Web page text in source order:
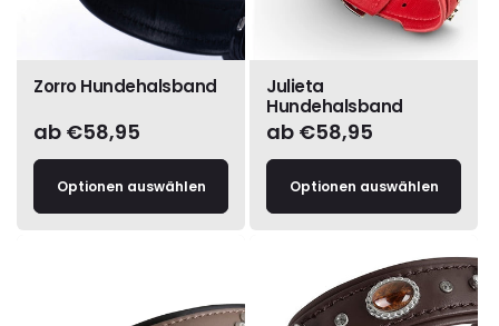
Zorro Hundehalsband
Normaler
Preis
ab €58,95
Optionen auswählen
Julieta
Hundehalsband
Normaler
Preis
ab €58,95
Optionen auswählen